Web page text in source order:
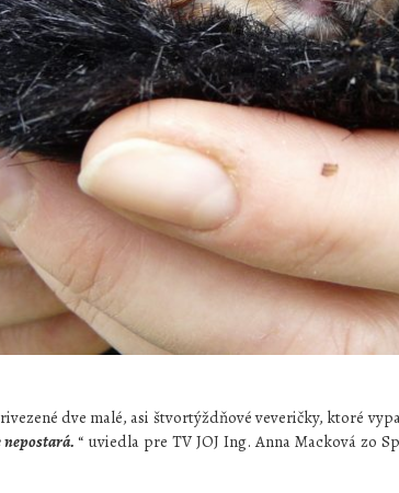
dve malé, asi štvortýždňové veveričky, ktoré
nepostará.“ uviedla pre TV JOJ Ing. Anna Macková zo